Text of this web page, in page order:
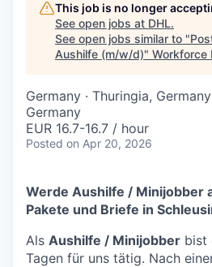
This job is no longer
See open jobs at DHL.
See open jobs similar to "
Aushilfe (m/w/d)" Workforce
Germany · Thuringia,
Germany
EUR 16.7-16.7 / hour
Posted on Apr 20, 2026
Werde Aushilfe / Minijobber
Pakete und Briefe in
Als Aushilfe / Minijobber bist
Tagen für uns tätig. Nach